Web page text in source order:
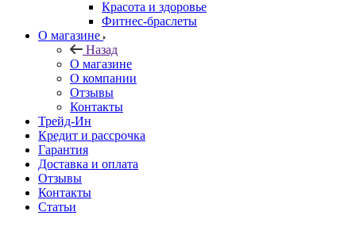
Красота и здоровье
Фитнес-браслеты
О магазине
Назад
О магазине
О компании
Отзывы
Контакты
Трейд-Ин
Кредит и рассрочка
Гарантия
Доставка и оплата
Отзывы
Контакты
Статьи